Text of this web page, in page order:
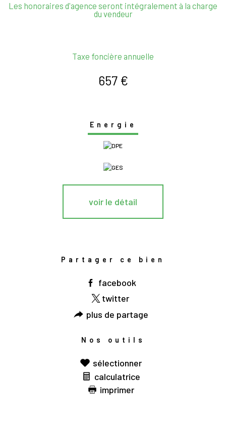
Les honoraires d'agence seront intégralement à la charge
du vendeur
Taxe foncière annuelle
657 €
Energie
voir le détail
Partager ce bien
facebook
twitter
plus de partage
Nos outils
sélectionner
calculatrice
imprimer